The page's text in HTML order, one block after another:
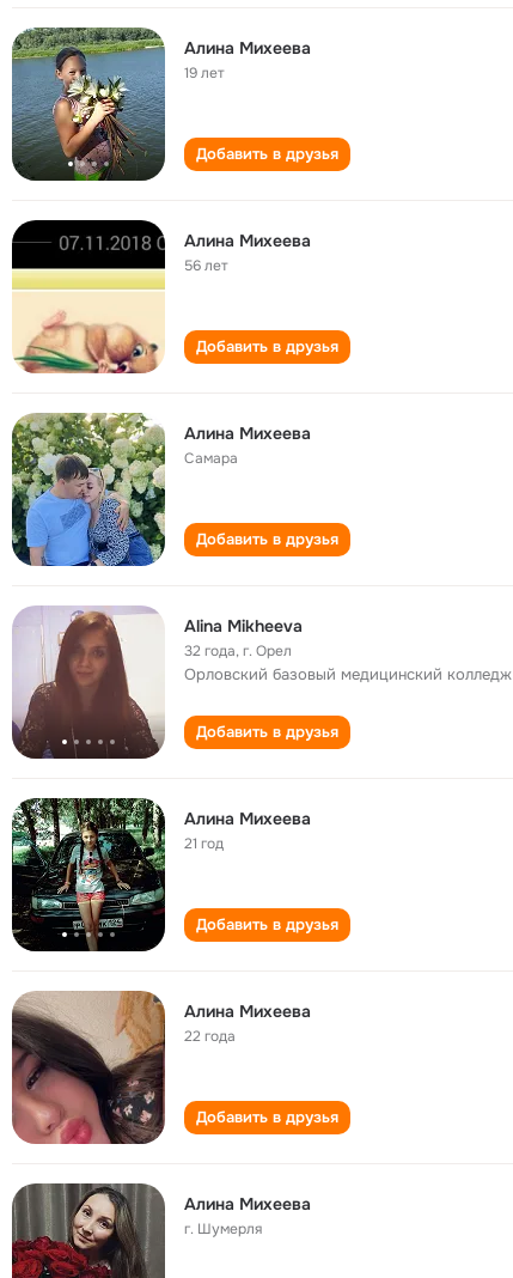
Алина Михеева
19 лет
Добавить в друзья
Алина Михеева
56 лет
Добавить в друзья
Алина Михеева
Самара
Добавить в друзья
Alina Mikheeva
32 года,г. Орел
Орловский базовый медицинский колледж
Добавить в друзья
Алина Михеева
21 год
Добавить в друзья
Алина Михеева
22 года
Добавить в друзья
Алина Михеева
г. Шумерля